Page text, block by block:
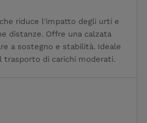
riduce l'impatto degli urti e
distanze. Offre una calzata
a sostegno e stabilità. Ideale
trasporto di carichi moderati.